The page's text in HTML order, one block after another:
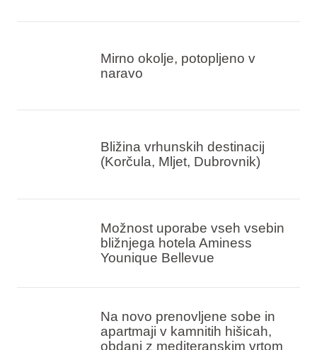
Mirno okolje, potopljeno v
naravo
Bližina vrhunskih destinacij
(Korčula, Mljet, Dubrovnik)
Možnost uporabe vseh vsebin
bližnjega hotela Aminess
Younique Bellevue
Na novo prenovljene sobe in
apartmaji v kamnitih hišicah,
obdani z mediteranskim vrtom